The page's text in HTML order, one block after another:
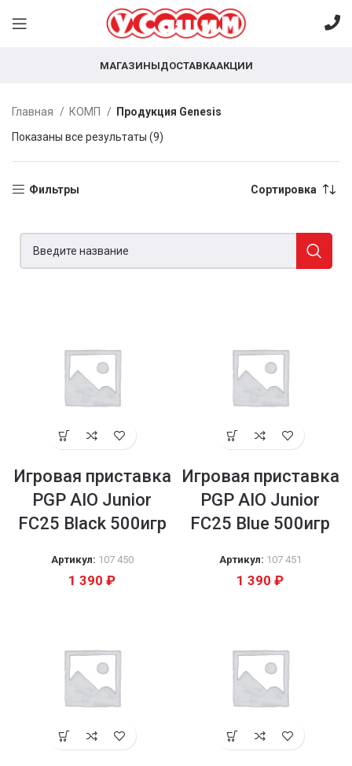
МАГАЗИНЫДОСТАВКААКЦИИ
Главная КОМП
Продукция Genesis
Показаны все результаты (9)
Фильтры Сортировка
Игровая приставка
PGP AIO Junior
FC25 Black 500игр
Артикул: 107 450
1 390 ₽
Игровая приставка
PGP AIO Junior
FC25 Blue 500игр
Артикул: 107 451
1 390 ₽